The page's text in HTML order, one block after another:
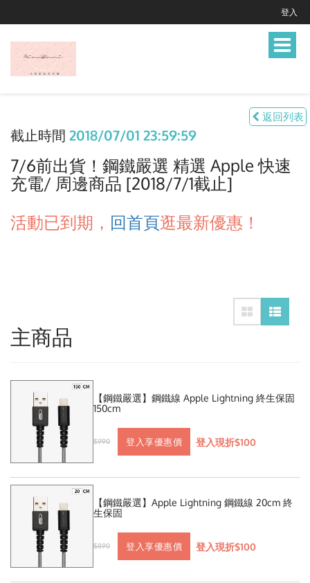
登入
Toggle
返回列表
截止時間 2018/07/01 23:59:59
7/6前出貨！鋼鐵嚴選 精選 Apple 快速
充電/ 周邊商品 [2018/7/1截止]
活動已到期， 回首頁逛最新優惠！
主商品
【鋼鐵嚴選】鋼鐵線 Apple Lightning 終生保固
150cm
$990 登入享優惠價 登入現折$100
【鋼鐵嚴選】Apple Lightning 鋼鐵線 20cm 終
生保固
$890 登入享優惠價 登入現折$100